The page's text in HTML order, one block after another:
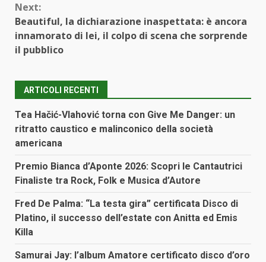
Next:
Beautiful, la dichiarazione inaspettata: è ancora
innamorato di lei, il colpo di scena che sorprende
il pubblico
ARTICOLI RECENTI
Tea Hačić-Vlahović torna con Give Me Danger: un
ritratto caustico e malinconico della società
americana
Premio Bianca d’Aponte 2026: Scopri le Cantautrici
Finaliste tra Rock, Folk e Musica d’Autore
Fred De Palma: “La testa gira” certificata Disco di
Platino, il successo dell’estate con Anitta ed Emis
Killa
Samurai Jay: l’album Amatore certificato disco d’oro